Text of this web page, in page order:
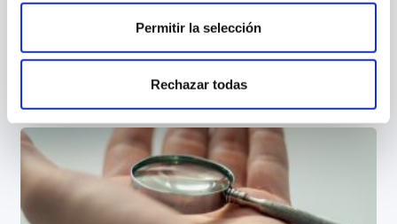
Permitir la selección
Rechazar todas